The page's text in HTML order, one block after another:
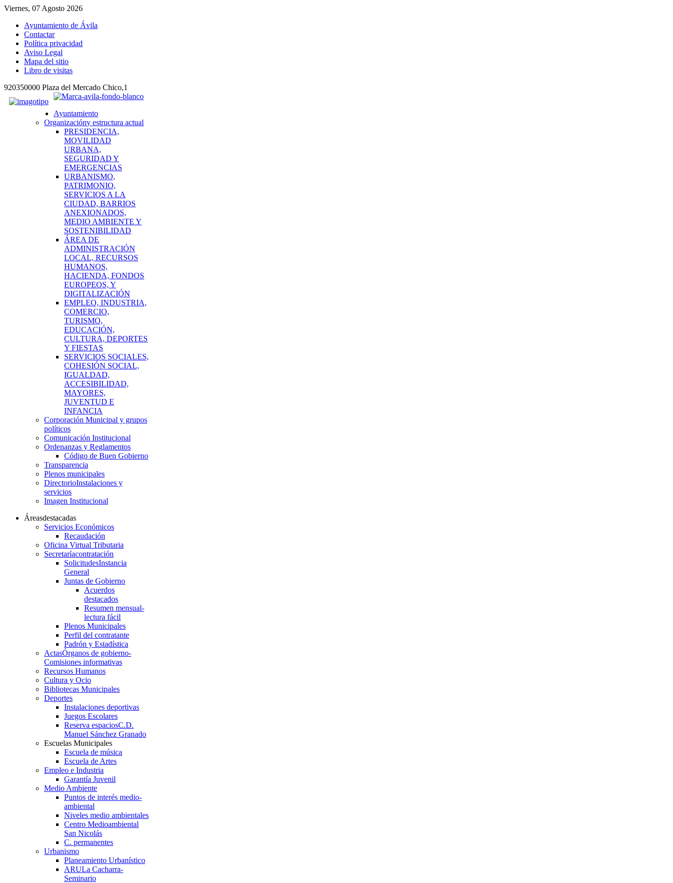
Viernes, 07 Agosto 2026
Ayuntamiento de Ávila
Contactar
Política privacidad
Aviso Legal
Mapa del sitio
Libro de visitas
920350000 Plaza del Mercado Chico,1
Ayuntamiento
Organizacióny estructura actual
PRESIDENCIA,
MOVILIDAD
URBANA,
SEGURIDAD Y
EMERGENCIAS
URBANISMO,
PATRIMONIO,
SERVICIOS A LA
CIUDAD, BARRIOS
ANEXIONADOS,
MEDIO AMBIENTE Y
SOSTENIBILIDAD
ÁREA DE
ADMINISTRACIÓN
LOCAL, RECURSOS
HUMANOS,
HACIENDA, FONDOS
EUROPEOS, Y
DIGITALIZACIÓN
EMPLEO, INDUSTRIA,
COMERCIO,
TURISMO,
EDUCACIÓN,
CULTURA, DEPORTES
Y FIESTAS
SERVICIOS SOCIALES,
COHESIÓN SOCIAL,
IGUALDAD,
ACCESIBILIDAD,
MAYORES,
JUVENTUD E
INFANCIA
Corporación Municipal y grupos
políticos
Comunicación Institucional
Ordenanzas y Reglamentos
Código de Buen Gobierno
Transparencia
Plenos municipales
DirectorioInstalaciones y
servicios
Imagen Institucional
Áreasdestacadas
Servicios Económicos
Recaudación
Oficina Virtual Tributaria
Secretaríacontratación
SolicitudesInstancia
General
Juntas de Gobierno
Acuerdos
destacados
Resumen mensual-
lectura fácil
Plenos Municipales
Perfil del contratante
Padrón y Estadística
ActasÓrganos de gobierno-
Comisiones informativas
Recursos Humanos
Cultura y Ocio
Bibliotecas Municipales
Deportes
Instalaciones deportivas
Juegos Escolares
Reserva espaciosC.D.
Manuel Sánchez Granado
Escuelas Municipales
Escuela de música
Escuela de Artes
Empleo e Industria
Garantía Juvenil
Medio Ambiente
Puntos de interés medio-
ambiental
Niveles medio ambientales
Centro Medioambiental
San Nicolás
C. permanentes
Urbanismo
Planeamiento Urbanístico
ARULa Cacharra-
Seminario